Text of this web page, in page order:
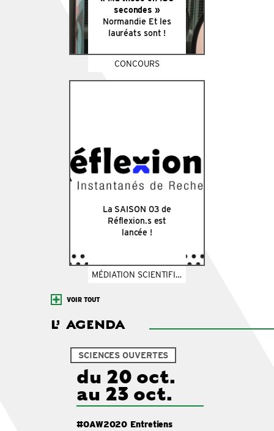
secondes »
Normandie Et les
lauréats sont !
CONCOURS
La SAISON 03 de
Réflexion.s est
lancée !
MÉDIATION SCIENTIFIQUE
VOIR TOUT
L’ AGENDA
SCIENCES OUVERTES
du 20 oct.
au 23 oct.
#OAW2020 Entretiens